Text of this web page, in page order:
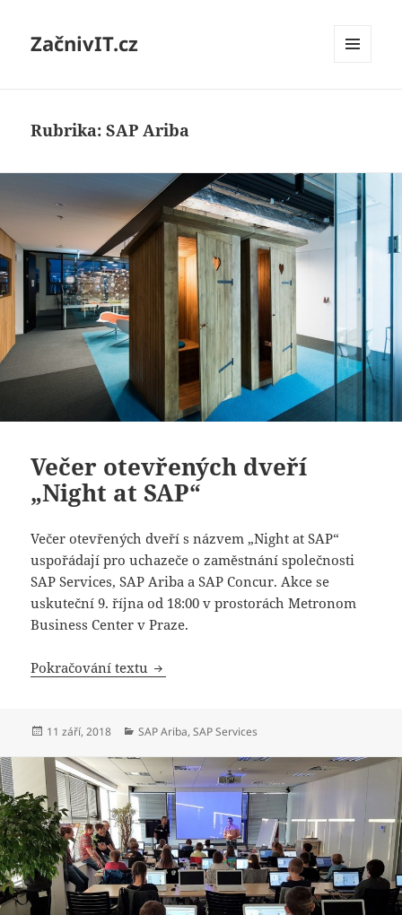
ZačnivIT.cz
Rubrika:SAP Ariba
Večer otevřených dveří
„Night at SAP“
Večer otevřených dveří s názvem „Night at SAP“
uspořádají pro uchazeče o zaměstnání společnosti
SAP Services, SAP Ariba a SAP Concur. Akce se
uskuteční 9. října od 18:00 v prostorách Metronom
Business Center v Praze.
Pokračování textu Večer otevřených dveří „Night at SAP“
Publikováno:
11 září, 2018 Rubriky:
SAP Ariba,SAP Services